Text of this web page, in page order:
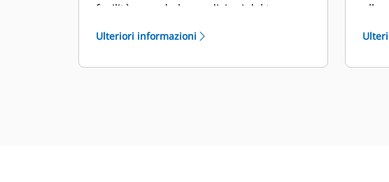
facilità quando le condizioni del terreno
Ulteriori informazioni
alle